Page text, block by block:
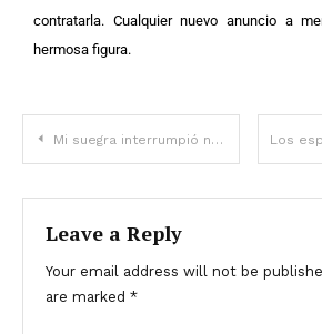
contratarla. Cualquier nuevo anuncio a
hermosa figura.
Mi suegra interrumpió nuestra ceremonia de boda al aparecer en un coche fúnebre y dejar un impactante “regalo de bodas” dentro
Leave a Reply
Your email address will not be
are marked *